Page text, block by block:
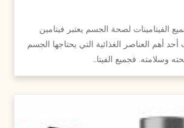
الفيتامينات لصحة الجسم يعتبر فيتامين
أحد أهم العناصر الغذائية التي يحتاجها الجسم
وسلامته. فجميع الفيتا…